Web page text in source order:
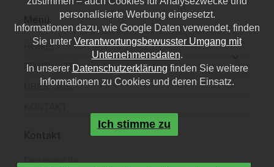
HOME
PRODUKTE
ÜBER UNS
personalisierte Werbung eingesetzt.
Informationen dazu, wie Google Daten verwendet, finden
Sie unter Verantwortungsbewusster Umgang mit
Unternehmensdaten.
In unserer Datenschutzerklärung finden Sie weitere
Informationen zu Cookies und deren Einsatz.
Ich stimme zu